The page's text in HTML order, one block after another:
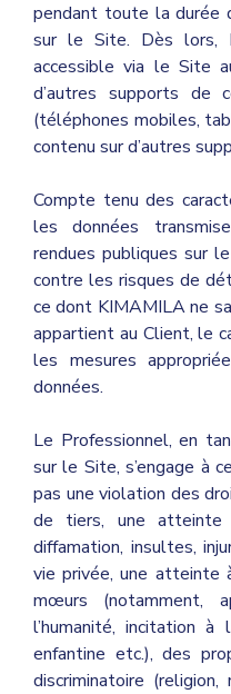
pendant toute la durée
sur le Site. Dès lors,
accessible via le Site
d’autres supports de
(téléphones mobiles,
contenu sur d’autres
Compte tenu des
les données
rendues publiques sur
contre les risques de
ce dont KIMAMILA ne
appartient au Client, le
les mesures
données.
Le Professionnel, en
sur le Site, s’engage à
pas une violation des
de tiers, une atteinte
diffamation, insultes,
vie privée, une atteinte
mœurs (notamment,
l’humanité, incitation à
enfantine etc.), des
discriminatoire